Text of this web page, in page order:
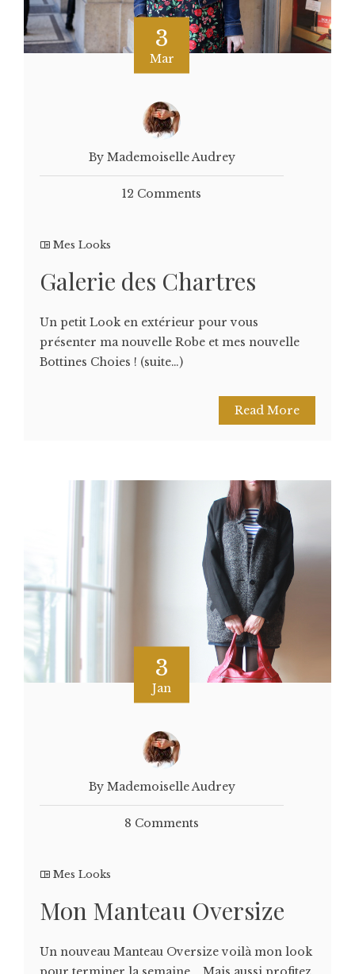
3
Mar
By Mademoiselle Audrey
12 Comments
Mes Looks
Galerie des Chartres
Un petit Look en extérieur pour vous
présenter ma nouvelle Robe et mes nouvelle
Bottines Choies ! (suite…)
Read More
3
Jan
By Mademoiselle Audrey
8 Comments
Mes Looks
Mon Manteau Oversize
Un nouveau Manteau Oversize voilà mon look